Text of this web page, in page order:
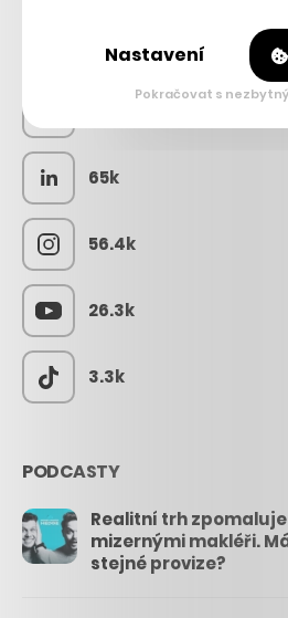
73k
65k
56.4k
26.3k
3.3k
PODCASTY
Realitní trh
mizernými makléři.
stejné provize?
Nastavení
Pokračovat s